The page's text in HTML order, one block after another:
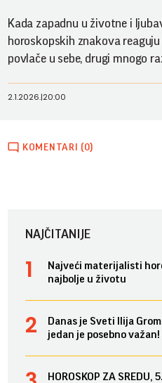
Kada zapadnu u životne i
horoskopskih znakova
povlače u sebe, drugi mnogo
2.1.2026.|20:00
KOMENTARI (0)
NAJČITANIJE
Najveći materijalisti
najbolje u životu
Danas je Sveti Ilija
jedan je posebno važan!
HOROSKOP ZA SREDU,